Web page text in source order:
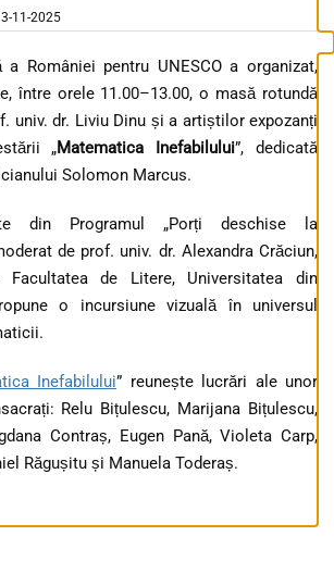
11-2025
a României pentru UNESCO a organizat,
între orele 11.00–13.00, o masă rotundă
univ. dr. Liviu Dinu și a artiștilor expozanți
„Matematica Inefabilului”, dedicată
Solomon Marcus.
din Programul „Porți deschise la
de prof. univ. dr. Alexandra Crăciun,
de Litere, Universitatea din
o incursiune vizuală în universul
Inefabilului” reunește lucrări ale unor
Relu Bițulescu, Marijana Bițulescu,
Contraș, Eugen Pană, Violeta Carp,
Răgușitu și Manuela Toderaș.